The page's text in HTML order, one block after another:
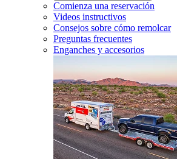
Comienza una reservación
Videos instructivos
Consejos sobre cómo remolcar
Preguntas frecuentes
Enganches y accesorios